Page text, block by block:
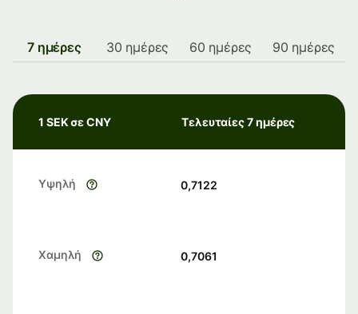
7 ημέρες 30 ημέρες 60 ημέρες 90 ημέρες
1 SEK σε CNY Τελευταίες 7 ημέρες
Υψηλή 0,7122
Χαμηλή 0,7061